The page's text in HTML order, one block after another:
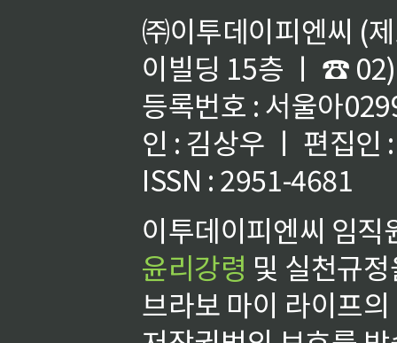
㈜이투데이피엔씨 (
이빌딩 15층 ㅣ ☎
등록번호 : 서울아
인 : 김상우 ㅣ 편집인
ISSN : 2951-4681
이투데이피엔씨 임
윤리강령 및 실천규
브라보 마이 라이프